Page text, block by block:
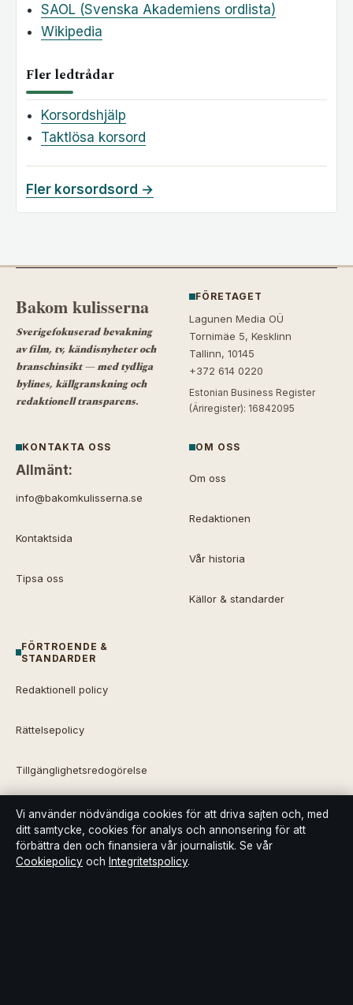
SAOL (Svenska Akademiens ordlista)
Wikipedia
Fler ledtrådar
Korsordshjälp
Taktlösa korsord
Fler korsordsord →
Bakom kulisserna
Sverigefokuserad bevakning
av film, tv, kändisnyheter och
branschinsikt — med tydliga
bylines, källgranskning och
redaktionell transparens.
FÖRETAGET
Lagunen Media OÜ
Tornimäe 5, Kesklinn
Tallinn, 10145
+372 614 0220
Estonian Business Register
(Äriregister): 16842095
KONTAKTA OSS
Allmänt:
info@bakomkulisserna.se
Kontaktsida
Tipsa oss
OM OSS
Om oss
Redaktionen
Vår historia
Källor & standarder
FÖRTROENDE &
STANDARDER
Redaktionell policy
Rättelsepolicy
Tillgänglighetsredogörelse
Integritetspolicy
Kändisar & integritet
Vi använder nödvändiga cookies för att driva sajten och, med
ditt samtycke, cookies för analys och annonsering för att
förbättra den och finansiera vår journalistik. Se vår
Cookiepolicy och Integritetspolicy.